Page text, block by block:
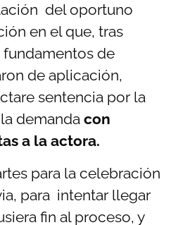
del oportuno
en el que, tras
de
de aplicación,
sentencia por la
demanda con
a la actora.
para la celebración
para intentar llegar
fin al proceso, y